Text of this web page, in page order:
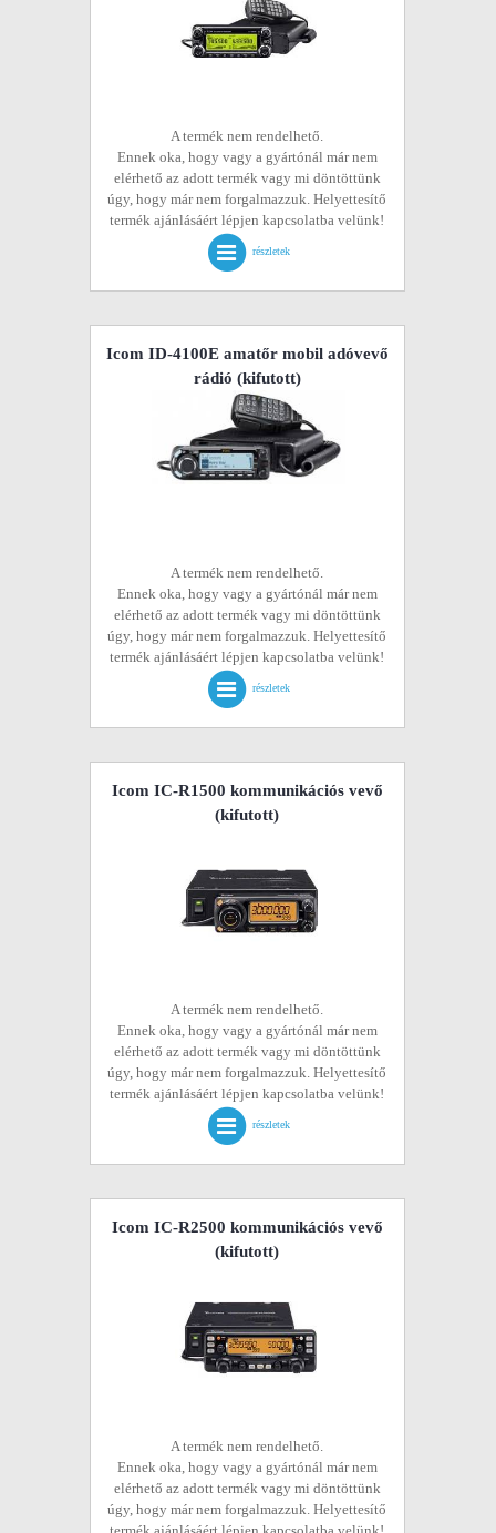
A termék nem rendelhető.
Ennek oka, hogy vagy a gyártónál már nem
elérhető az adott termék vagy mi döntöttünk
úgy, hogy már nem forgalmazzuk. Helyettesítő
termék ajánlásáért lépjen kapcsolatba velünk!
részletek
Icom ID-4100E amatőr mobil adóvevő
rádió (kifutott)
A termék nem rendelhető.
Ennek oka, hogy vagy a gyártónál már nem
elérhető az adott termék vagy mi döntöttünk
úgy, hogy már nem forgalmazzuk. Helyettesítő
termék ajánlásáért lépjen kapcsolatba velünk!
részletek
Icom IC-R1500 kommunikációs vevő
(kifutott)
A termék nem rendelhető.
Ennek oka, hogy vagy a gyártónál már nem
elérhető az adott termék vagy mi döntöttünk
úgy, hogy már nem forgalmazzuk. Helyettesítő
termék ajánlásáért lépjen kapcsolatba velünk!
részletek
Icom IC-R2500 kommunikációs vevő
(kifutott)
A termék nem rendelhető.
Ennek oka, hogy vagy a gyártónál már nem
elérhető az adott termék vagy mi döntöttünk
úgy, hogy már nem forgalmazzuk. Helyettesítő